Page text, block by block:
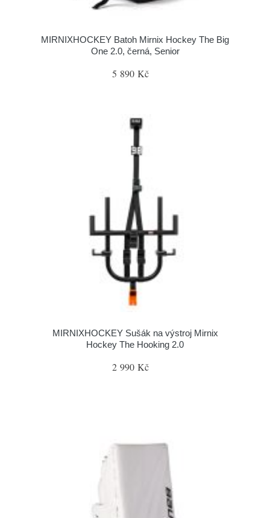
MIRNIXHOCKEY Batoh Mirnix Hockey The Big
One 2.0, černá, Senior
5 890 Kč
MIRNIXHOCKEY Sušák na výstroj Mirnix
Hockey The Hooking 2.0
2 990 Kč